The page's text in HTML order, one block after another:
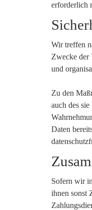
erforderlich
Wir treffen
Zwecke der
und
Zu den
auch des
Daten
Sofern wir
ihnen sonst